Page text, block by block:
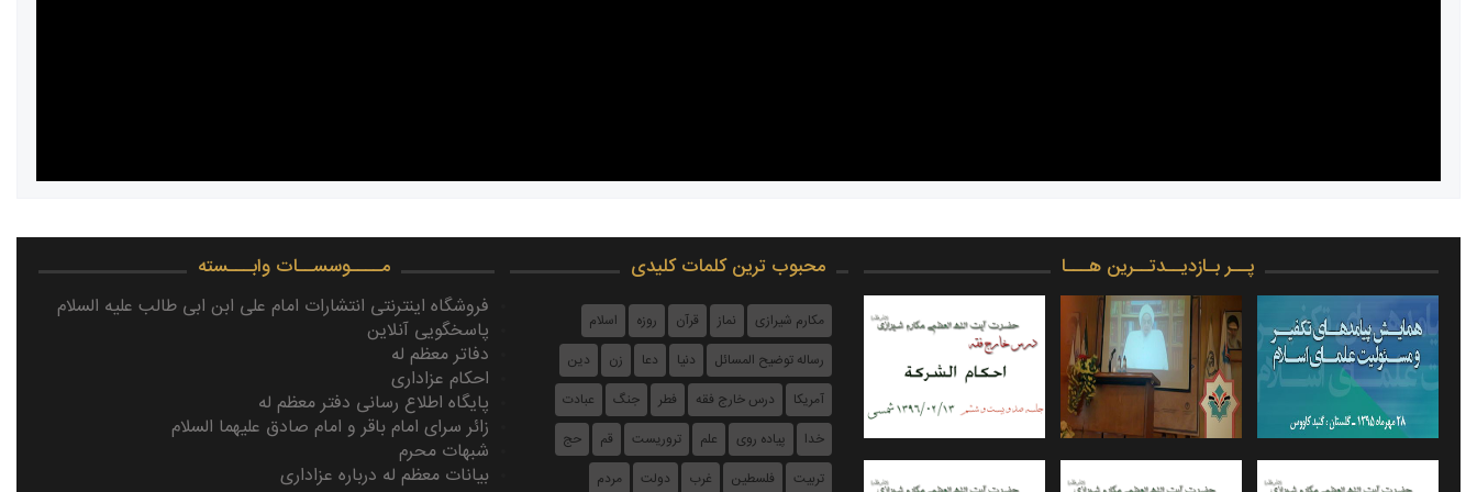
پــر بـازدیــدتــرین هـــا محبوب ترین کلمات کلیدی
مکارم شیرازی نماز قرآن روزه
اسلام
رساله توضیح المسائل
دنیا دعا زن
دین
آمریکا
درس خارج فقه فطر جنگ
عبادت
خدا
پیاده روی علم تروریست قم
حج
تربیت
فلسطین غرب دولت مردم
مــــوسســات وابـــسته
فروشگاه اینترنتی انتشارات امام علی ابن ابی طالب علیه السلام
پاسخگویی آنلاین
دفاتر معظم له
احکام عزاداری
پایگاه اطلاع رسانی دفتر معظم له
زائر سرای امام باقر و امام صادق علیهما السلام
شبهات محرم
بیانات معظم له درباره عزاداری